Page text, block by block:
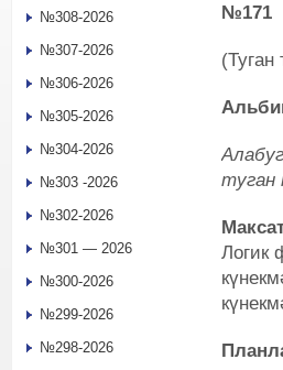
№171
туган
Логик
№308-2026
№307-2026
№306-2026
№305-2026
№304-2026
№303 -2026
№302-2026
№301 — 2026
№300-2026
№299-2026
№298-2026